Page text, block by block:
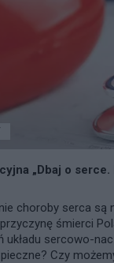
„Dbaj o
choroby serca są
śmierci
układu sercowo-
Czy możemy